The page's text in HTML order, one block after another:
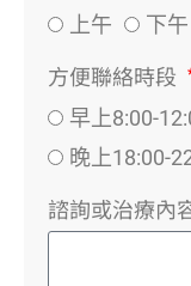
上午 下午
方便聯絡時段
早上8:00-
晚上18:00-
諮詢或治療內